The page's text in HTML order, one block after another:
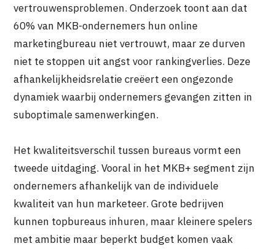
vertrouwensproblemen. Onderzoek toont aan dat
60% van MKB-ondernemers hun online
marketingbureau niet vertrouwt, maar ze durven
niet te stoppen uit angst voor rankingverlies. Deze
afhankelijkheidsrelatie creëert een ongezonde
dynamiek waarbij ondernemers gevangen zitten in
suboptimale samenwerkingen.
Het kwaliteitsverschil tussen bureaus vormt een
tweede uitdaging. Vooral in het MKB+ segment zijn
ondernemers afhankelijk van de individuele
kwaliteit van hun marketeer. Grote bedrijven
kunnen topbureaus inhuren, maar kleinere spelers
met ambitie maar beperkt budget komen vaak